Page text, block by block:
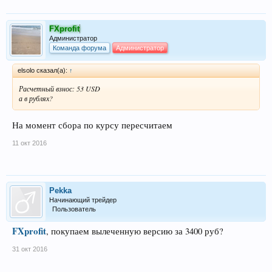
FXprofit
Администратор
Команда форума
Администратор
elsolo сказал(а): ↑
Расчетный взнос: 53 USD
а в рублях?
На момент сбора по курсу пересчитаем
11 окт 2016
Pekka
Начинающий трейдер
Пользователь
FXprofit, покупаем вылеченную версию за 3400 руб?
31 окт 2016